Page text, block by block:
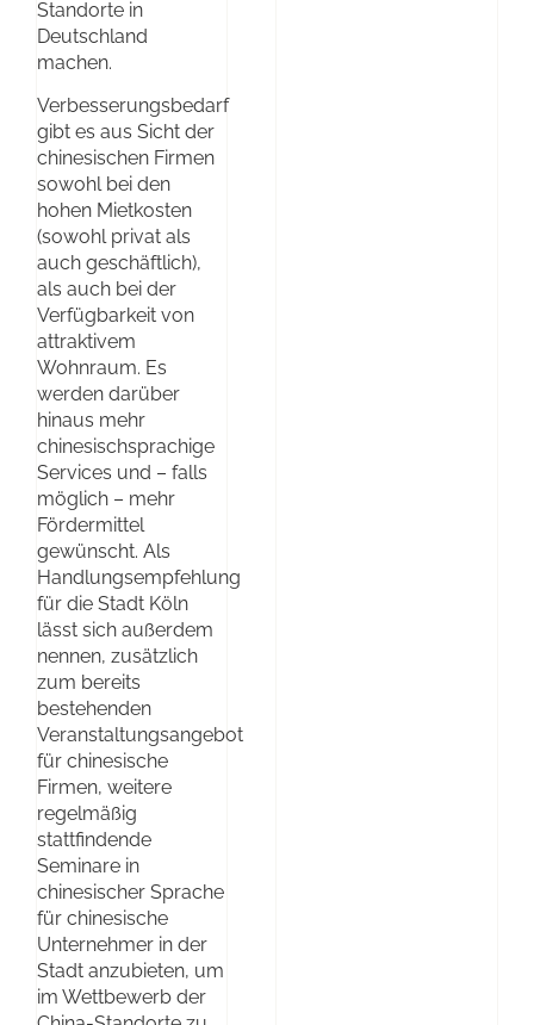
Standorte in
Deutschland
machen.
Verbesserungsbedarf
gibt es aus Sicht der
chinesischen Firmen
sowohl bei den
hohen Mietkosten
(sowohl privat als
auch geschäftlich),
als auch bei der
Verfügbarkeit von
attraktivem
Wohnraum. Es
werden darüber
hinaus mehr
chinesischsprachige
Services und – falls
möglich – mehr
Fördermittel
gewünscht. Als
Handlungsempfehlung
für die Stadt Köln
lässt sich außerdem
nennen, zusätzlich
zum bereits
bestehenden
Veranstaltungsangebot
für chinesische
Firmen, weitere
regelmäßig
stattfindende
Seminare in
chinesischer Sprache
für chinesische
Unternehmer in der
Stadt anzubieten, um
im Wettbewerb der